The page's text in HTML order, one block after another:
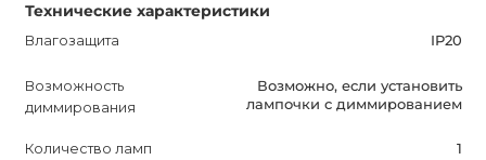
Технические характеристики
Влагозащита IP20
Возможность
диммирования
Возможно, если установить
лампочки с диммированием
Количество ламп 1